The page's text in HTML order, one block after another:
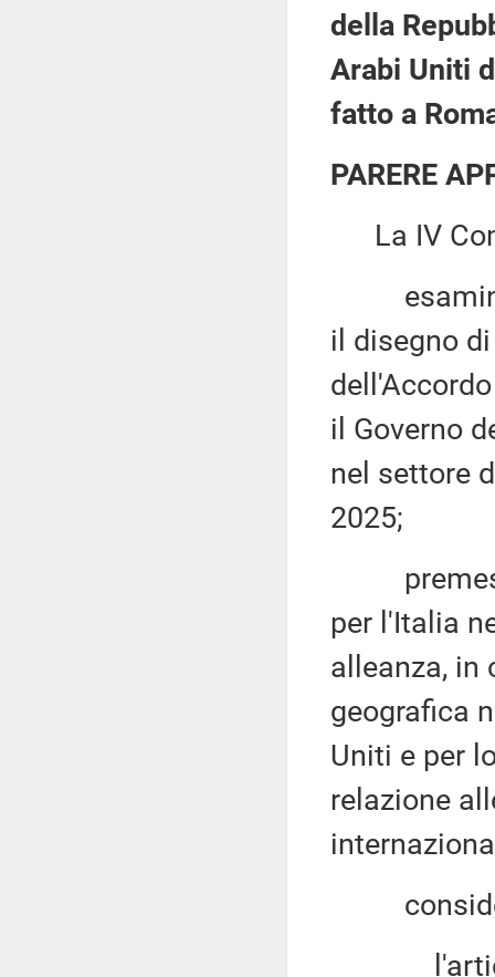
della
Arabi Uniti
fatto a
PARERE
La IV
il disegno
il Governo
nel settore
2025;
per l'Italia
alleanza, in
geografica
Uniti e per
relazione
l'articolo